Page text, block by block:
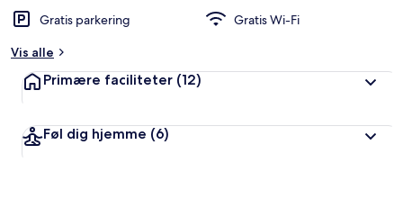
Gratis parkering
Gratis Wi-Fi
Vis alle
Primære faciliteter (12)
Føl dig hjemme (6)